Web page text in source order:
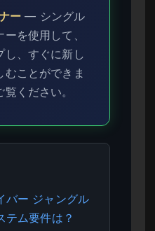
ー — シングル
を使用して、
し、すぐに新し
むことができま
ください。
バー ジャングル
テム要件は？